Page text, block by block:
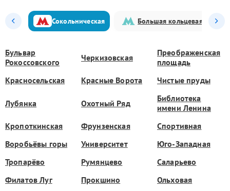
Сокольническая Большая кольцевая
Бульвар
Рокоссовского
Черкизовская
Преображенская
площадь
Красносельская
Красные Ворота Чистые пруды
Лубянка Охотный Ряд
Библиотека
имени Ленина
Кропоткинская
Фрунзенская
Спортивная
Воробьёвы горы
Университет
Юго-Западная
Тропарёво
Румянцево
Саларьево
Филатов Луг
Прокшино Ольховая